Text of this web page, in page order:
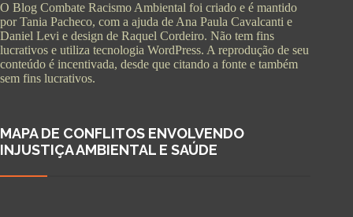
O Blog Combate Racismo Ambiental foi criado e é mantido
por Tania Pacheco, com a ajuda de Ana Paula Cavalcanti e
Daniel Levi e design de Raquel Cordeiro. Não tem fins
lucrativos e utiliza tecnologia WordPress. A reprodução de seu
conteúdo é incentivada, desde que citando a fonte e também
sem fins lucrativos.
MAPA DE CONFLITOS ENVOLVENDO
INJUSTIÇA AMBIENTAL E SAÚDE